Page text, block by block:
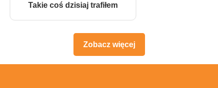
Takie coś dzisiaj trafiłem
Zobacz więcej